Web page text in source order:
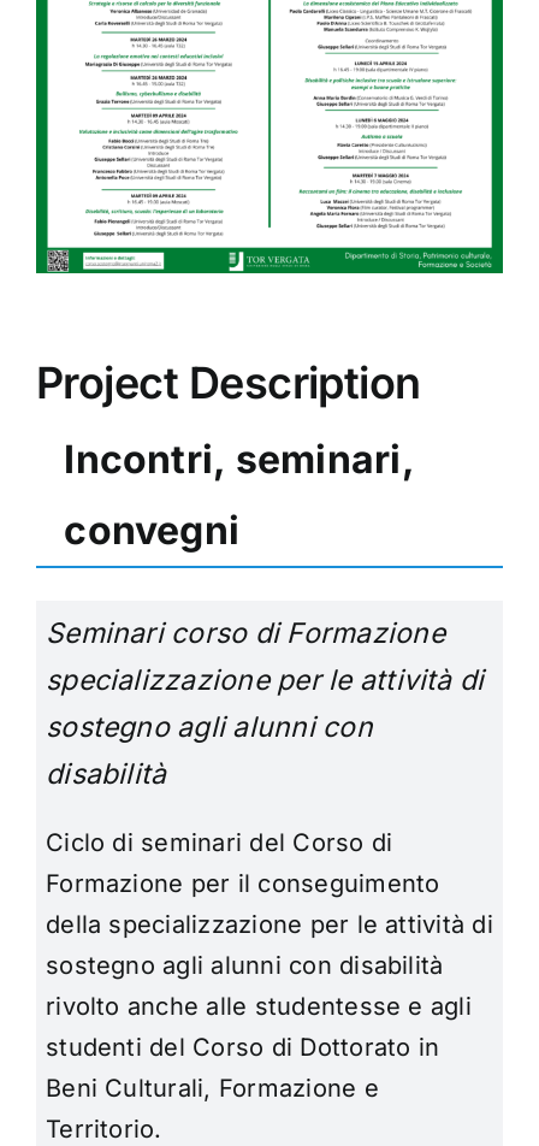
Image
Project Description
Incontri, seminari,
convegni
Seminari corso di Formazione
specializzazione per le attività di
sostegno agli alunni con
disabilità
Ciclo di seminari del Corso di
Formazione per il conseguimento
della specializzazione per le attività di
sostegno agli alunni con disabilità
rivolto anche alle studentesse e agli
studenti del Corso di Dottorato in
Beni Culturali, Formazione e
Territorio.